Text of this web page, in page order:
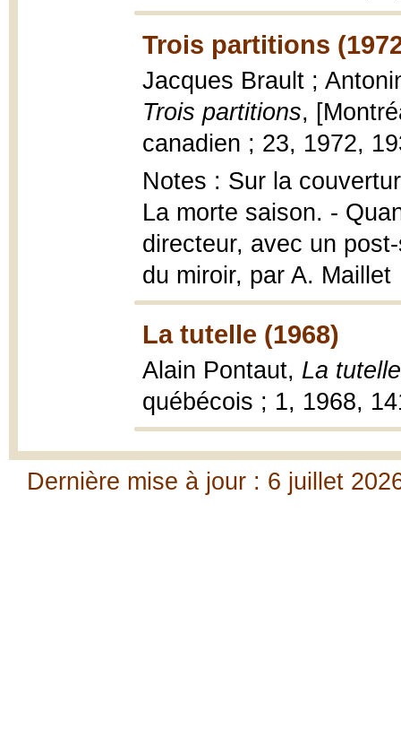
Trois partitions
Jacques Brault ;
Trois partitions,
canadien ; 23, 1972,
Notes : Sur la
La morte saison. -
directeur, avec un
du miroir, par A. Maillet
La tutelle (1968)
Alain Pontaut, La tutelle
québécois ; 1, 1968,
Dernière mise à jour : 6 juillet